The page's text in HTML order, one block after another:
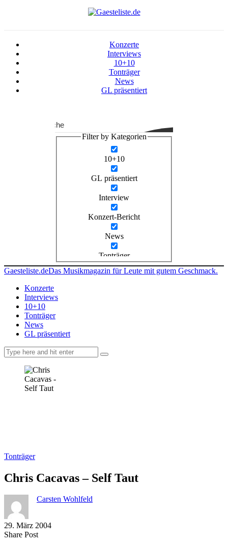
Konzerte
Interviews
10+10
Tonträger
News
GL präsentiert
Suche
Filter by Kategorien
10+10
GL präsentiert
Interview
Konzert-Bericht
News
Tonträger
Gaesteliste.deDas Musikmagazin für Leute mit gutem Geschmack.
Konzerte
Interviews
10+10
Tonträger
News
GL präsentiert
Tonträger
Chris Cacavas – Self Taut
Carsten Wohlfeld
29. März 2004
Share PostShare
Copy
Send